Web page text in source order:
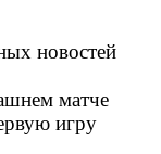
новостей
матче
игру